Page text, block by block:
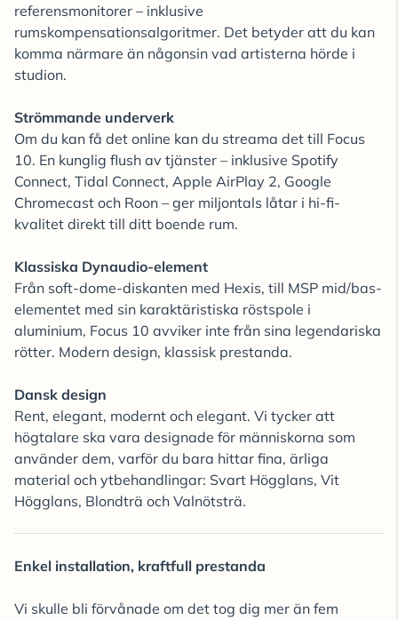
referensmonitorer – inklusive
rumskompensationsalgoritmer. Det betyder att du kan
komma närmare än någonsin vad artisterna hörde i
studion.
Strömmande underverk
Om du kan få det online kan du streama det till Focus
10. En kunglig flush av tjänster – inklusive Spotify
Connect, Tidal Connect, Apple AirPlay 2, Google
Chromecast och Roon – ger miljontals låtar i hi-fi-
kvalitet direkt till ditt boende rum.
Klassiska Dynaudio-element
Från soft-dome-diskanten med Hexis, till MSP mid/bas-
elementet med sin karaktäristiska röstspole i
aluminium, Focus 10 avviker inte från sina legendariska
rötter. Modern design, klassisk prestanda.
Dansk design
Rent, elegant, modernt och elegant. Vi tycker att
högtalare ska vara designade för människorna som
använder dem, varför du bara hittar fina, ärliga
material och ytbehandlingar: Svart Högglans, Vit
Högglans, Blondträ och Valnötsträ.
Enkel installation, kraftfull prestanda
Vi skulle bli förvånade om det tog dig mer än fem